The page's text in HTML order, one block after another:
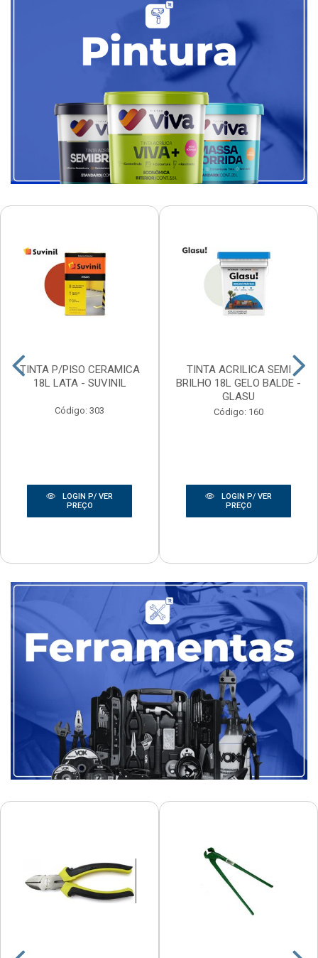
TINTA P/PISO CERAMICA
18L LATA - SUVINIL
Código: 303
LOGIN P/ VER
PREÇO
TINTA ACRILICA SEMI
BRILHO 18L GELO BALDE -
GLASU
Código: 160
LOGIN P/ VER
PREÇO